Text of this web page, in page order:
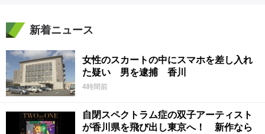
新着ニュース
女性のスカートの中にスマホを差し入れ
た疑い 男を逮捕 香川
4時間前
自閉スペクトラム症の双子アーティスト
が香川県を飛び出し東京へ！ 新作なら